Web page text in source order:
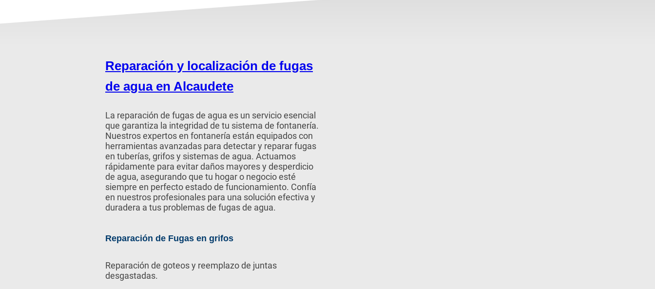
Reparación y localización de fugas
de agua en Alcaudete
La reparación de fugas de agua es un servicio esencial
que garantiza la integridad de tu sistema de fontanería.
Nuestros expertos en fontanería están equipados con
herramientas avanzadas para detectar y reparar fugas
en tuberías, grifos y sistemas de agua. Actuamos
rápidamente para evitar daños mayores y desperdicio
de agua, asegurando que tu hogar o negocio esté
siempre en perfecto estado de funcionamiento. Confía
en nuestros profesionales para una solución efectiva y
duradera a tus problemas de fugas de agua.
Reparación de Fugas en grifos
Reparación de goteos y reemplazo de juntas
desgastadas.